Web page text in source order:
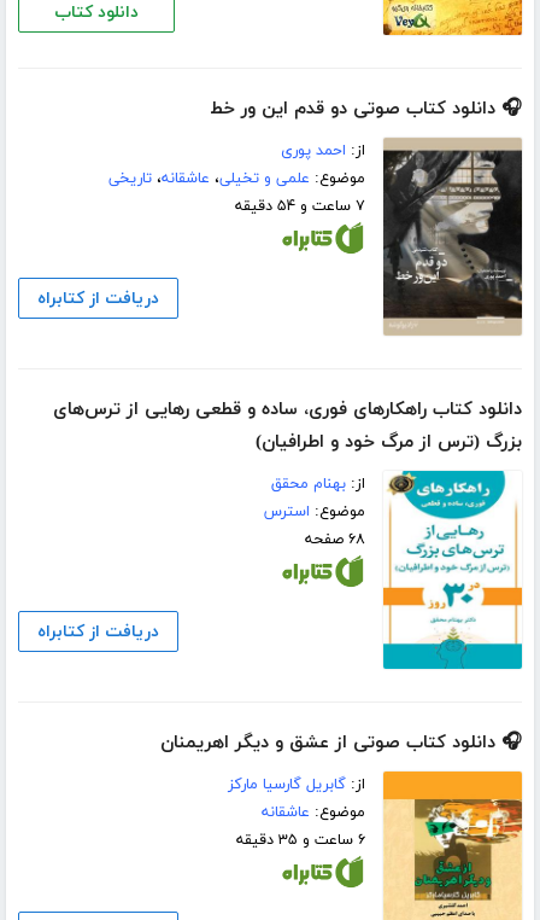
دانلود کتاب
🎧 دانلود کتاب صوتی دو قدم این ور خط
از: احمد پوری
موضوع: علمی و تخیلی، عاشقانه،تاریخی
۷ ساعت و ۵۴ دقیقه
دریافت از کتابراه
دانلود کتاب راهکارهای فوری، ساده و قطعی رهایی از ترس‌های
بزرگ (ترس از مرگ خود و اطرافیان)
از:بهنام محقق
موضوع: استرس
۶۸ صفحه
دریافت از کتابراه
🎧 دانلود کتاب صوتی از عشق و دیگر اهریمنان
از:گابریل گارسیا مارکز
موضوع: عاشقانه
۶ ساعت و ۳۵ دقیقه